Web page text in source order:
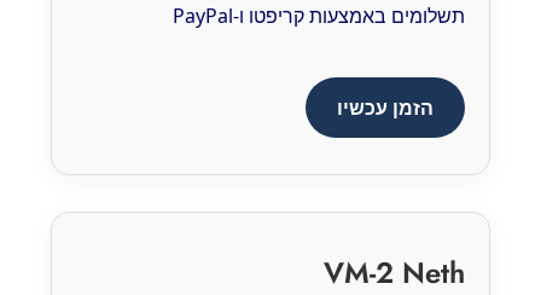
תשלומים באמצעות קריפטו ו-PayPal
הזמן עכשיו
VM-2 Neth